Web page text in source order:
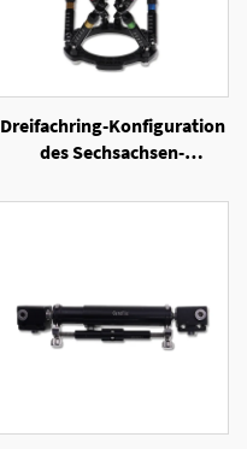
Dreifachring-Konfiguration
des Sechsachsen-